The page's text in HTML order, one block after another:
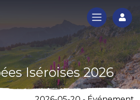
Iséroises 2026